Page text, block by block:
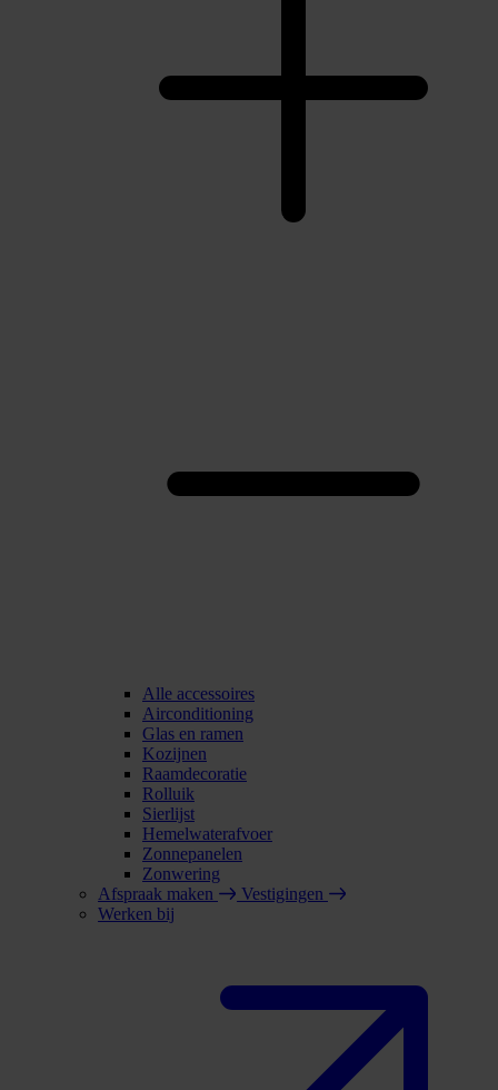
Alle accessoires
Airconditioning
Glas en ramen
Kozijnen
Raamdecoratie
Rolluik
Sierlijst
Hemelwaterafvoer
Zonnepanelen
Zonwering
Afspraak maken
Vestigingen
Werken bij